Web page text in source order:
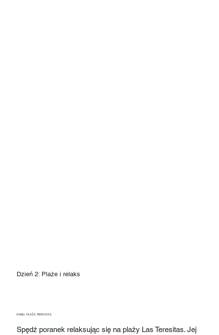
Dzień 2: Plaże i relaks
RANO. PLAŻA TERESITAS
Spędź poranek relaksując się na plaży Las Teresitas. Jej